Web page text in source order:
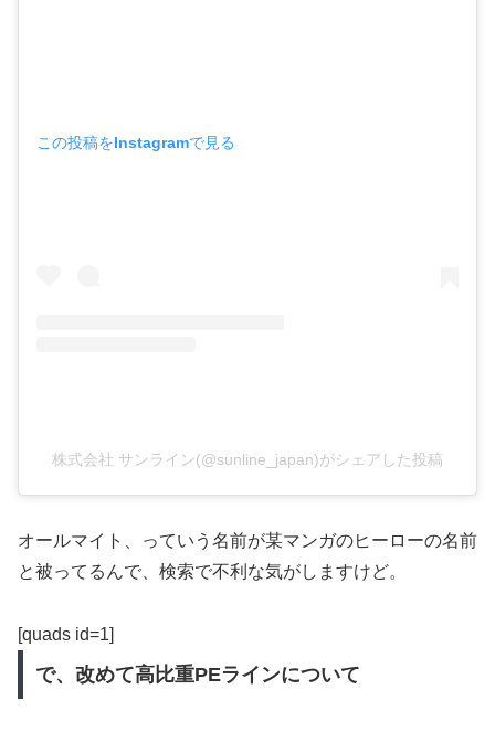
この投稿をInstagramで見る
株式会社 サンライン(@sunline_japan)がシェアした投稿
オールマイト、っていう名前が某マンガのヒーローの名前
と被ってるんで、検索で不利な気がしますけど。
[quads id=1]
で、改めて高比重PEラインについて